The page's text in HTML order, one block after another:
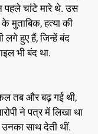
पहले चांटे मारे थे. उस
मुताबिक, हत्या की
लगे हुए हैं, जिन्हें बंद
भी बंद था.
तब और बढ़ गई थी,
ने पत्र में लिखा था
साथ देती थीं.